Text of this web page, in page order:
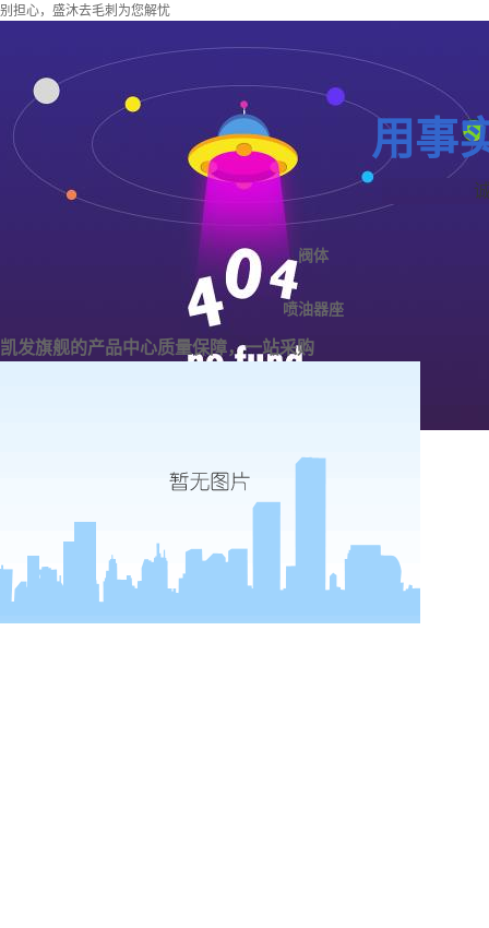
别担心，盛沐去毛刺为您解忧
用事
阀体
喷油器座
凯发旗舰的产品中心质量保障，一站采购